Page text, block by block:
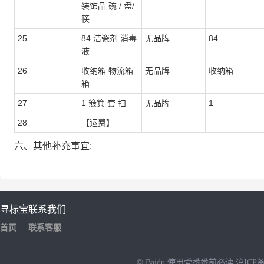
装饰品 碗 / 盘/
筷
25
84 洁瓷剂 消毒
液
无品牌 84
26
收纳箱 物流箱
箱
无品牌 收纳箱
27 1 簸箕 套 扫 无品牌 1
28 【运费】
六、其他补充事宜:
寻标宝
首页
联系我们
联系客服